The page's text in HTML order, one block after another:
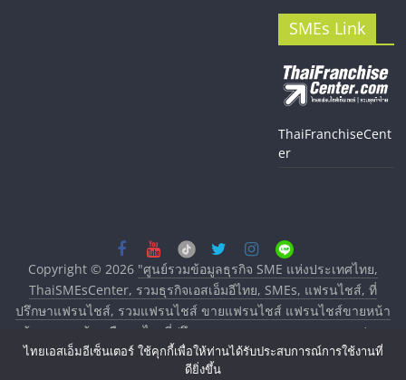
SMEs Link
ThaiFranchiseCent
er
Copyright © 2026 "ศูนย์รวมข้อมูลธุรกิจ SME แห่งประเทศไทย,
ThaiSMEsCenter, รวมธุรกิจเอสเอ็มอีไทย, SMEs, แฟรนไชส์, ที่
ปรึกษาแฟรนไชส์, รวมแฟรนไชส์ ขายแฟรนไชส์ แฟรนไชส์ขายหน้า
บ้าน ลงทุนน้อย คืนทุนไว, ที่ปรึกษาการลงทุนและขยายสาขาแฟรน
ไชส์, ศูนย์รวมแฟรนไชส์ พร้อมทำเลสำหรับเปิดร้าน ปรึกษาฟรี,
บริการพัฒนาระบบแฟรนไชส์"
ไทยเอสเอ็มอีเซ็นเตอร์ ใช้คุกกี้เพื่อให้ท่านได้รับประสบการณ์การใช้งานที่
ดียิ่งขึ้น